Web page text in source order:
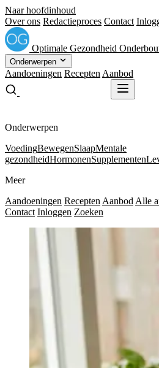
Naar hoofdinhoud
Over ons Redactieproces Contact
Optimale Gezondheid
Onderwerpen
Aandoeningen Recepten Aanbod
Onderwerpen
VoedingBewegenSlaapMentale
gezondheidHormonenSupplementen
Meer
Aandoeningen Recepten Aanbod Alle
Contact Inloggen Zoeken